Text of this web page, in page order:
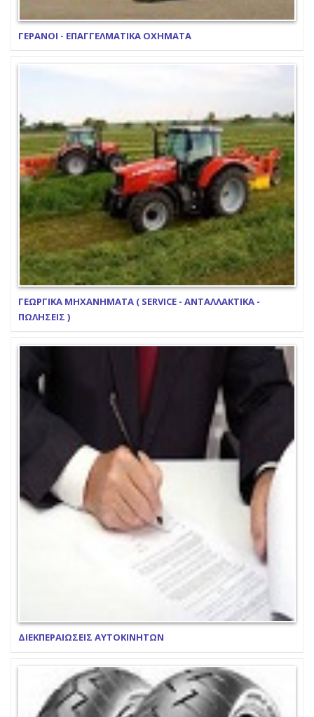
ΓΕΡΑΝΟΙ - ΕΠΑΓΓΕΛΜΑΤΙΚΑ ΟΧΗΜΑΤΑ
ΓΕΩΡΓΙΚΑ ΜΗΧΑΝΗΜΑΤΑ ( SERVICE - ΑΝΤΑΛΛΑΚΤΙΚΑ -
ΠΩΛΗΣΕΙΣ )
ΔΙΕΚΠΕΡΑΙΩΣΕΙΣ ΑΥΤΟΚΙΝΗΤΩΝ